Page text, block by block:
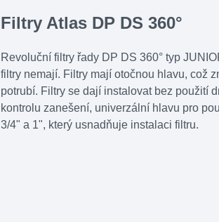
Filtry Atlas DP DS 360°
Revoluční filtry řady DP DS 360° typ
filtry nemají. Filtry mají otočnou hlavu, což
potrubí. Filtry se dají instalovat bez použití
kontrolu zanešení, univerzální hlavu pro
3/4" a 1", který usnadňuje instalaci filtru.